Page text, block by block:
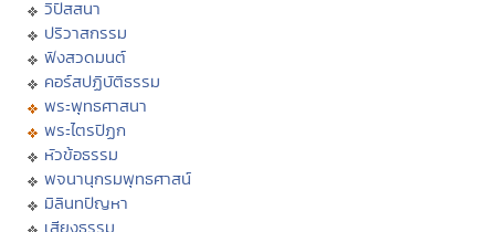
วิปัสสนา
ปริวาสกรรม
ฟังสวดมนต์
คอร์สปฏิบัติธรรม
พระพุทธศาสนา
พระไตรปิฏก
หัวข้อธรรม
พจนานุกรมพุทธศาสน์
มิลินทปัญหา